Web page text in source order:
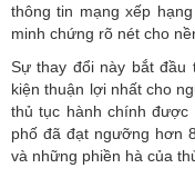
thông tin mạng xếp
minh chứng rõ nét cho
Sự thay đổi này bắt đầu
kiện thuận lợi nhất cho
thủ tục hành chính được
phố đã đạt ngưỡng hơn
và những phiền hà của